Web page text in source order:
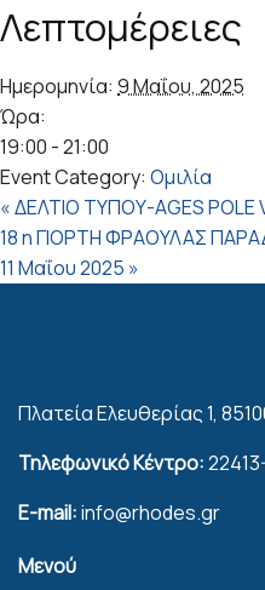
Λεπτομέρειες
Ημερομηνία: 9 Μαΐου, 2025
Ώρα:
19:00 - 21:00
Event Category: Ομιλία
«ΔΕΛΤΙΟ ΤΥΠΟΥ-AGES POLE
18 η ΓΙΟΡΤΗ ΦΡΑΟΥΛΑΣ
11 Μαΐου 2025 »
Πλατεία Ελευθερίας 1,
Τηλεφωνικό Κέντρο:
E-mail:info@rhodes.gr
Μενού